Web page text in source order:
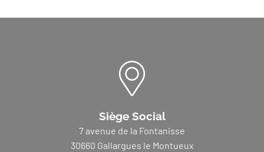
Siège Social
7 avenue de la Fontanisse
30660 Gallargues le Montueux